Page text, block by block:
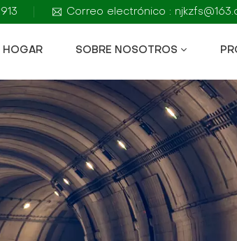
Correo electrónico :
HOGAR SOBRE NOSOTROS